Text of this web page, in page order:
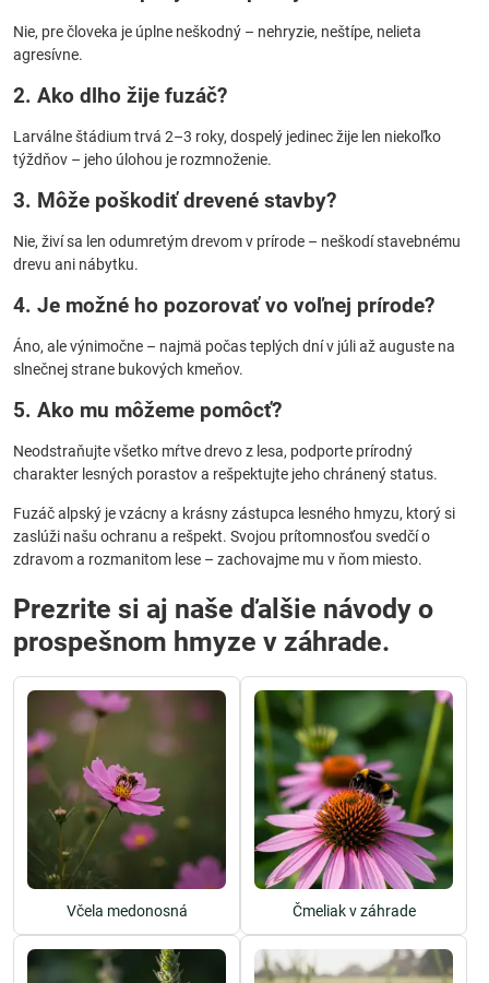
Nie, pre človeka je úplne neškodný – nehryzie, neštípe, nelieta
agresívne.
2. Ako dlho žije fuzáč?
Larválne štádium trvá 2–3 roky, dospelý jedinec žije len niekoľko
týždňov – jeho úlohou je rozmnoženie.
3. Môže poškodiť drevené stavby?
Nie, živí sa len odumretým drevom v prírode – neškodí stavebnému
drevu ani nábytku.
4. Je možné ho pozorovať vo voľnej prírode?
Áno, ale výnimočne – najmä počas teplých dní v júli až auguste na
slnečnej strane bukových kmeňov.
5. Ako mu môžeme pomôcť?
Neodstraňujte všetko mŕtve drevo z lesa, podporte prírodný
charakter lesných porastov a rešpektujte jeho chránený status.
Fuzáč alpský je vzácny a krásny zástupca lesného hmyzu, ktorý si
zaslúži našu ochranu a rešpekt. Svojou prítomnosťou svedčí o
zdravom a rozmanitom lese – zachovajme mu v ňom miesto.
Prezrite si aj naše ďalšie návody o
prospešnom hmyze v záhrade.
Včela medonosná Čmeliak v záhrade